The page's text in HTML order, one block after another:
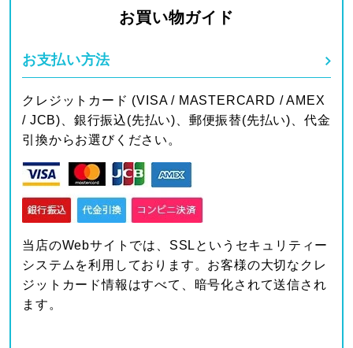
お買い物ガイド
お支払い方法
クレジットカード (VISA / MASTERCARD / AMEX
/ JCB)、銀行振込(先払い)、郵便振替(先払い)、代金
引換からお選びください。
当店のWebサイトでは、SSLというセキュリティー
システムを利用しております。お客様の大切なクレ
ジットカード情報はすべて、暗号化されて送信され
ます。